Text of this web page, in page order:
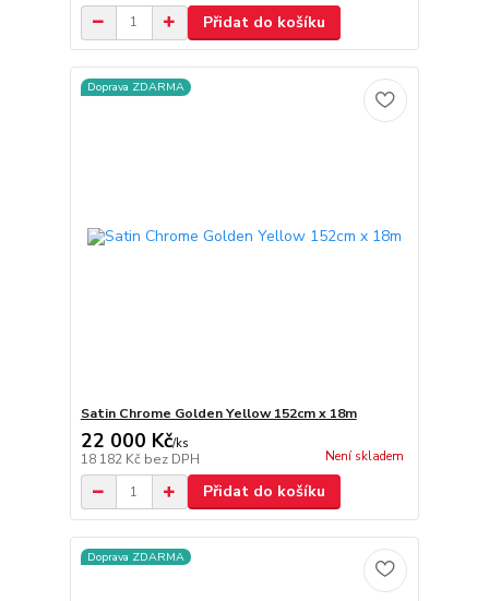
Přidat do košíku
Doprava ZDARMA
Satin Chrome Golden Yellow 152cm x 18m
22 000 Kč/ks
18 182 Kč bez DPH Není skladem
Přidat do košíku
Doprava ZDARMA